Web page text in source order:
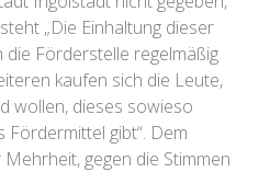
„Die Einhaltung dieser
Förderstelle regelmäßig
kaufen sich die Leute,
wollen, dieses sowieso
Fördermittel gibt“. Dem
gegen die Stimmen